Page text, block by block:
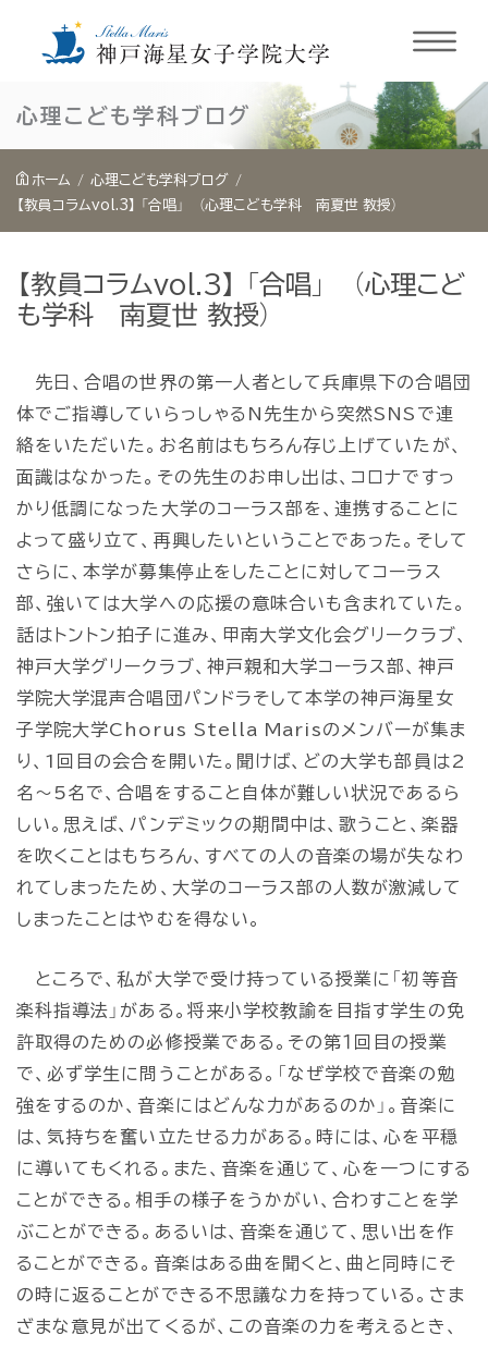
キ
心理こども学科ブログ
ホーム
心理こども学科ブログ
【教員コラムvol.3】 「合唱」 （心理こども学科 南夏世 教授）
【教員コラムvol.3】 「合唱」 （心理こど
も学科 南夏世 教授）
先日、合唱の世界の第一人者として兵庫県下の合唱団
体でご指導していらっしゃるN先生から突然SNSで連
絡をいただいた。お名前はもちろん存じ上げていたが、
面識はなかった。その先生のお申し出は、コロナですっ
かり低調になった大学のコーラス部を、連携することに
よって盛り立て、再興したいということであった。そして
さらに、本学が募集停止をしたことに対してコーラス
部、強いては大学への応援の意味合いも含まれていた。
話はトントン拍子に進み、甲南大学文化会グリークラブ、
神戸大学グリークラブ、神戸親和大学コーラス部、神戸
学院大学混声合唱団パンドラそして本学の神戸海星女
子学院大学Chorus Stella Marisのメンバーが集ま
り、1回目の会合を開いた。聞けば、どの大学も部員は2
名～5名で、合唱をすること自体が難しい状況であるら
しい。思えば、パンデミックの期間中は、歌うこと、楽器
を吹くことはもちろん、すべての人の音楽の場が失なわ
れてしまったため、大学のコーラス部の人数が激減して
しまったことはやむを得ない。
ところで、私が大学で受け持っている授業に「初等音
楽科指導法」がある。将来小学校教諭を目指す学生の免
許取得のための必修授業である。その第１回目の授業
で、必ず学生に問うことがある。「なぜ学校で音楽の勉
強をするのか、音楽にはどんな力があるのか」。音楽に
は、気持ちを奮い立たせる力がある。時には、心を平穏
に導いてもくれる。また、音楽を通じて、心を一つにする
ことができる。相手の様子をうかがい、合わすことを学
ぶことができる。あるいは、音楽を通じて、思い出を作
ることができる。音楽はある曲を聞くと、曲と同時にそ
の時に返ることができる不思議な力を持っている。さま
ざまな意見が出てくるが、この音楽の力を考えるとき、